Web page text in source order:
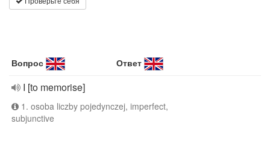
Вопрос Ответ
I [to memorise]
1. osoba liczby pojedynczej, imperfect,
subjunctive